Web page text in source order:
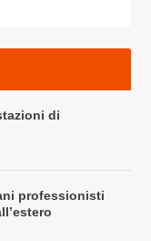
di
professionisti